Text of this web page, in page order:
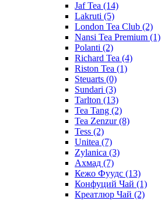
Jaf Tea (14)
Lakruti (5)
London Tea Club (2)
Nansi Tea Premium (1)
Polanti (2)
Richard Tea (4)
Riston Tea (1)
Steuarts (0)
Sundari (3)
Tarlton (13)
Tea Tang (2)
Tea Zenzur(8)
Tess (2)
Unitea (7)
Zylanica (3)
Ахмад (7)
Кежо Фуудс (13)
Конфуций Чай (1)
Креатлюр Чай (2)